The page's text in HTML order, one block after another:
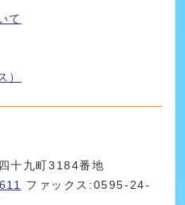
て
）
十九町3184番地
ファックス:0595-24-